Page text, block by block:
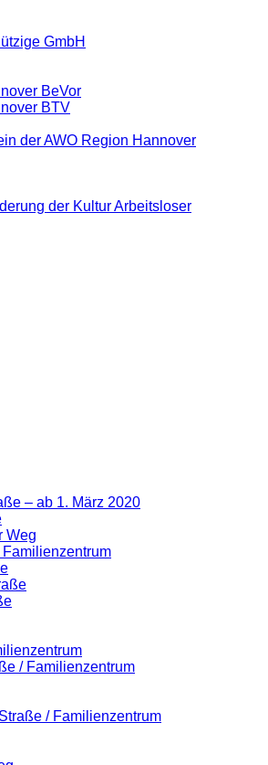
GmbH
BeVor
BTV
der AWO Region Hannover
der Kultur Arbeitsloser
– ab 1. März 2020
Weg
/ Familienzentrum
/ Familienzentrum